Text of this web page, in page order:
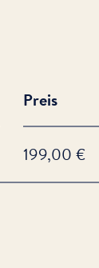
Preis
199,00 €